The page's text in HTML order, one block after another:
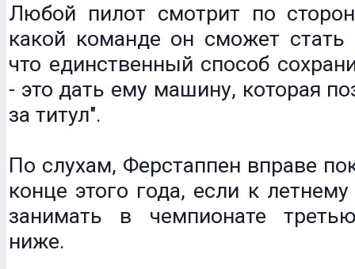
Любой пилот смотрит по
какой команде он сможет
что единственный способ
- это дать ему машину, которая
за титул".
По слухам, Ферстаппен вправе
конце этого года, если к
занимать в чемпионате
ниже.